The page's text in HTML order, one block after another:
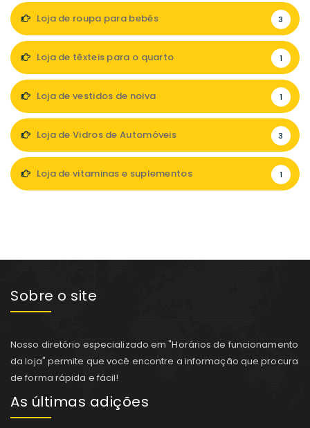
Loja de roupa para bebés 3
Loja de têxteis para o quarto 1
Loja de vestidos de noiva 1
Loja de Vidros de Automóveis 3
Loja de vitaminas e suplementos 1
Sobre o site
Nosso diretório especializado em "Horários de funcionamento
da loja" permite que você encontre a informação que procura
de forma rápida e fácil!
As últimas adições